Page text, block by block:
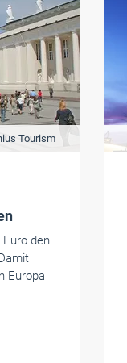
Tourism
den
Europa